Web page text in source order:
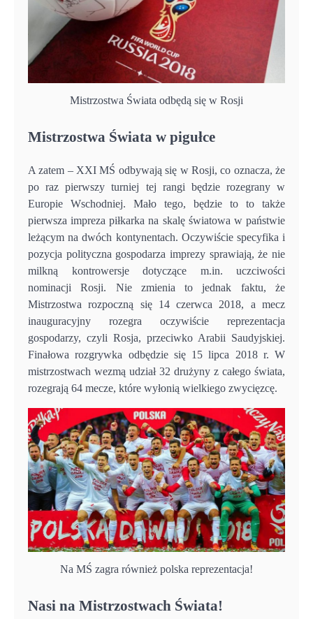
Mistrzostwa Świata odbędą się w Rosji
Mistrzostwa Świata w pigułce
A zatem – XXI MŚ odbywają się w Rosji, co oznacza, że
po raz pierwszy turniej tej rangi będzie rozegrany w
Europie Wschodniej. Mało tego, będzie to to także
pierwsza impreza piłkarka na skalę światowa w państwie
leżącym na dwóch kontynentach. Oczywiście specyfika i
pozycja polityczna gospodarza imprezy sprawiają, że nie
milkną kontrowersje dotyczące m.in. uczciwości
nominacji Rosji. Nie zmienia to jednak faktu, że
Mistrzostwa rozpoczną się 14 czerwca 2018, a mecz
inauguracyjny rozegra oczywiście reprezentacja
gospodarzy, czyli Rosja, przeciwko Arabii Saudyjskiej.
Finałowa rozgrywka odbędzie się 15 lipca 2018 r. W
mistrzostwach wezmą udział 32 drużyny z całego świata,
rozegrają 64 mecze, które wyłonią wielkiego zwycięzcę.
Na MŚ zagra również polska reprezentacja!
Nasi na Mistrzostwach Świata!